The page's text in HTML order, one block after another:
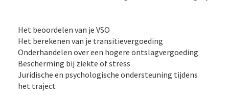
Het beoordelen van je VSO
Het berekenen van je transitievergoeding
Onderhandelen over een hogere ontslagvergoeding
Bescherming bij ziekte of stress
Juridische en psychologische ondersteuning tijdens
het traject